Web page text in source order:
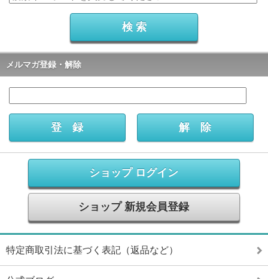
メルマガ登録・解除
ショップ ログイン
ショップ 新規会員登録
特定商取引法に基づく表記（返品など）